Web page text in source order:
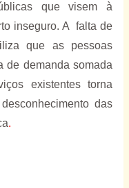
que visem à
inseguro. A
falta de
que as pessoas
de demanda somada
existentes torna
das
.